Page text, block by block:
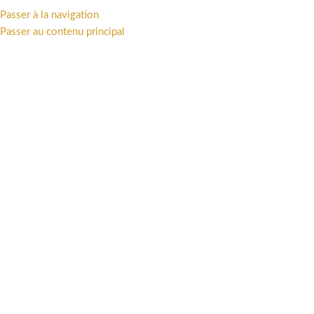
Passer à la navigation
Passer au contenu principal
MENU